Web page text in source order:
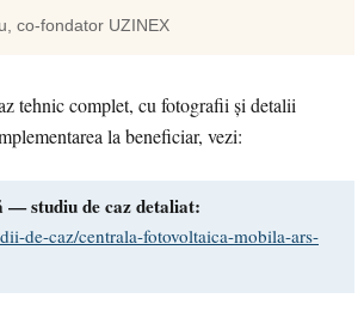
, co-fondator UZINEX
tehnic complet, cu fotografii și detalii
la beneficiar, vezi:
— studiu de caz detaliat:
de-caz/centrala-fotovoltaica-mobila-ars-